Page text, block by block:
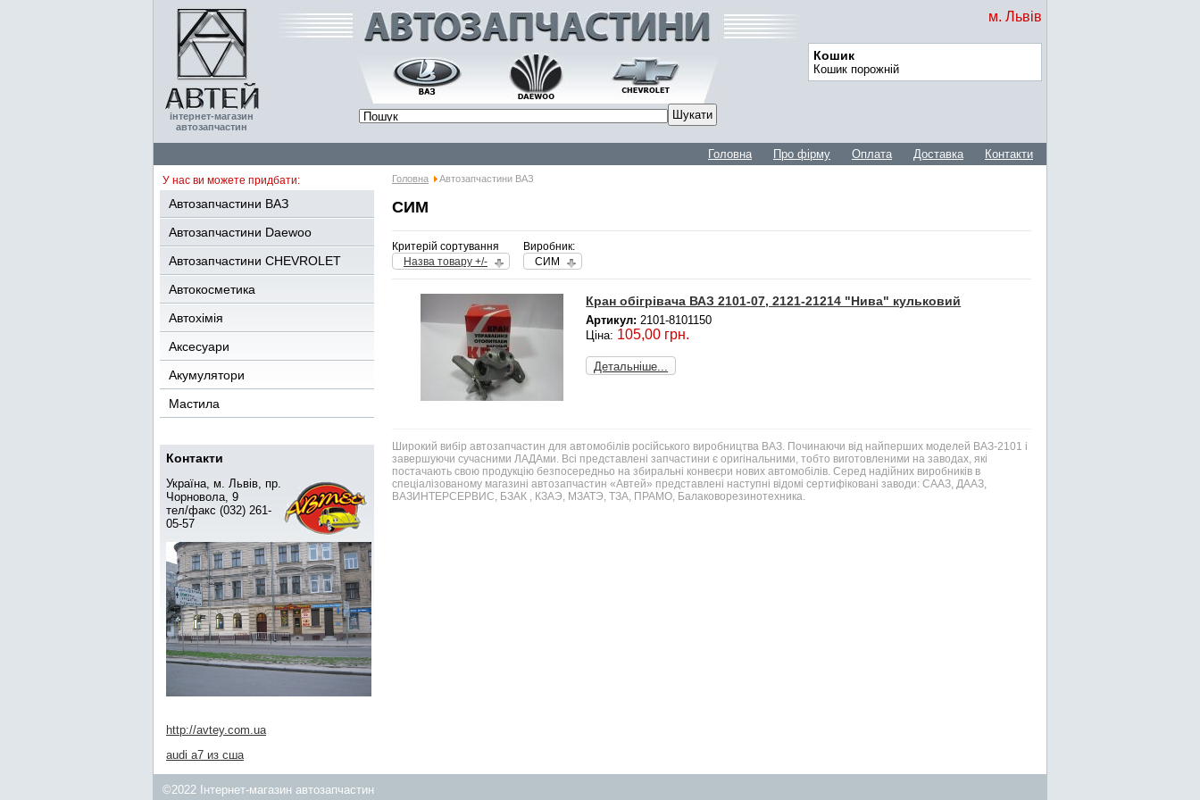
інтернет-магазин
автозапчастин
м. Львів
Кошик
Кошик порожній
Головна Про фірму Оплата Доставка Контакти
У нас ви можете придбати:
Автозапчастини ВАЗ
Автозапчастини Daewoo
Автозапчастини CHEVROLET
Автокосметика
Автохімія
Аксесуари
Акумулятори
Мастила
Контакти
Україна, м. Львів, пр.
Чорновола, 9
тел/факс (032) 261-
05-57
http://avtey.com.ua
audi a7 из сша
Головна Автозапчастини ВАЗ
СИМ
Критерій сортування
Назва товару +/-
Виробник:
СИМ
Кран обігрівача ВАЗ 2101-07, 2121-21214 "Нива" кульковий
Артикул: 2101-8101150
Ціна: 105,00 грн.
Детальніше...
Широкий вибір автозапчастин для автомобілів російського виробництва ВАЗ. Починаючи від найперших моделей ВАЗ-2101 і
завершуючи сучасними ЛАДАми. Всі представлені запчастини є оригінальними, тобто виготовленими на заводах, які
постачають свою продукцію безпосередньо на збиральні конвеєри нових автомобілів. Серед надійних виробників в
спеціалізованому магазині автозапчастин «Автей» представлені наступні відомі сертифіковані заводи: СААЗ, ДААЗ,
ВАЗИНТЕРСЕРВИС, БЗАК , КЗАЭ, МЗАТЭ, ТЗА, ПРАМО, Балаковорезинотехника.
©2022 Інтернет-магазин автозапчастин